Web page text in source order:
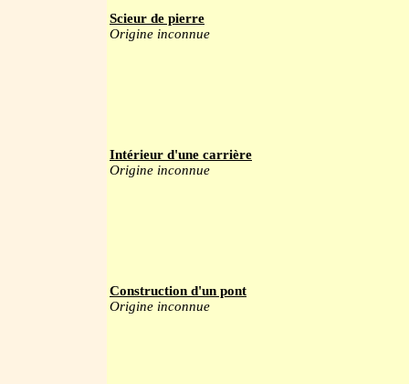
Scieur de pierre
Origine inconnue
Intérieur d'une carrière
Origine inconnue
Construction d'un pont
Origine inconnue